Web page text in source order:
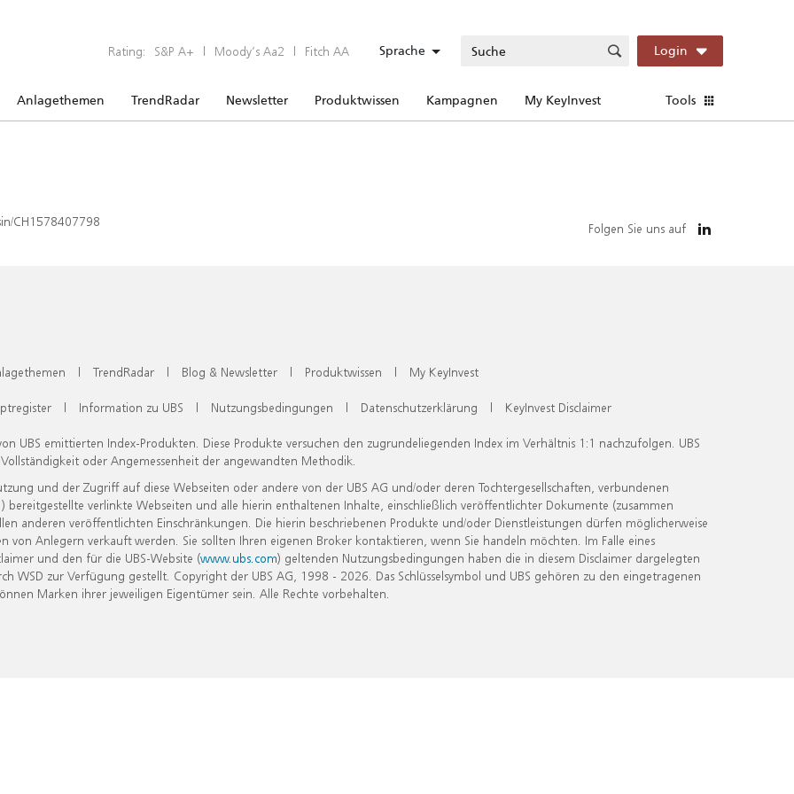
Rating: S&P A+ | Moody’s Aa2 | Fitch AA Sprache Login
Anlagethemen TrendRadar Newsletter Produktwissen Kampagnen My KeyInvest Tools
CH1578407798 Folgen Sie uns auf
| TrendRadar | Blog & Newsletter | Produktwissen | My KeyInvest
| Information zu UBS | Nutzungsbedingungen | Datenschutzerklärung | KeyInvest Disclaimer
UBS emittierten Index-Produkten. Diese Produkte versuchen den zugrundeliegenden Index im Verhältnis 1:1 nachzufolgen. UBS
oder Angemessenheit der angewandten Methodik.
und der Zugriff auf diese Webseiten oder andere von der UBS AG und/oder deren Tochtergesellschaften, verbundenen
verlinkte Webseiten und alle hierin enthaltenen Inhalte, einschließlich veröffentlichter Dokumente (zusammen
anderen veröffentlichten Einschränkungen. Die hierin beschriebenen Produkte und/oder Dienstleistungen dürfen möglicherweise
Anlegern verkauft werden. Sie sollten Ihren eigenen Broker kontaktieren, wenn Sie handeln möchten. Im Falle eines
und den für die UBS-Website (www.ubs.com) geltenden Nutzungsbedingungen haben die in diesem Disclaimer dargelegten
zur Verfügung gestellt. Copyright der UBS AG, 1998 - 2026. Das Schlüsselsymbol und UBS gehören zu den eingetragenen
Marken ihrer jeweiligen Eigentümer sein. Alle Rechte vorbehalten.